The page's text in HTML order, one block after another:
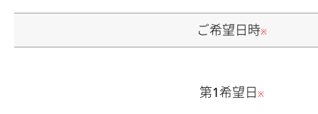
ご希望日時※
第1希望日 ※